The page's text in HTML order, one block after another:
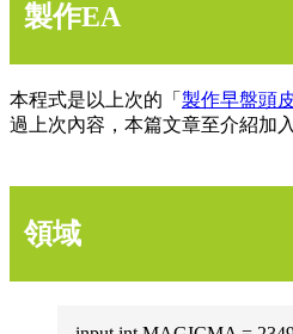
製作EA
本程式是以上次的「 製作早盤頭
過上次內容，本篇文章至介紹加
領域